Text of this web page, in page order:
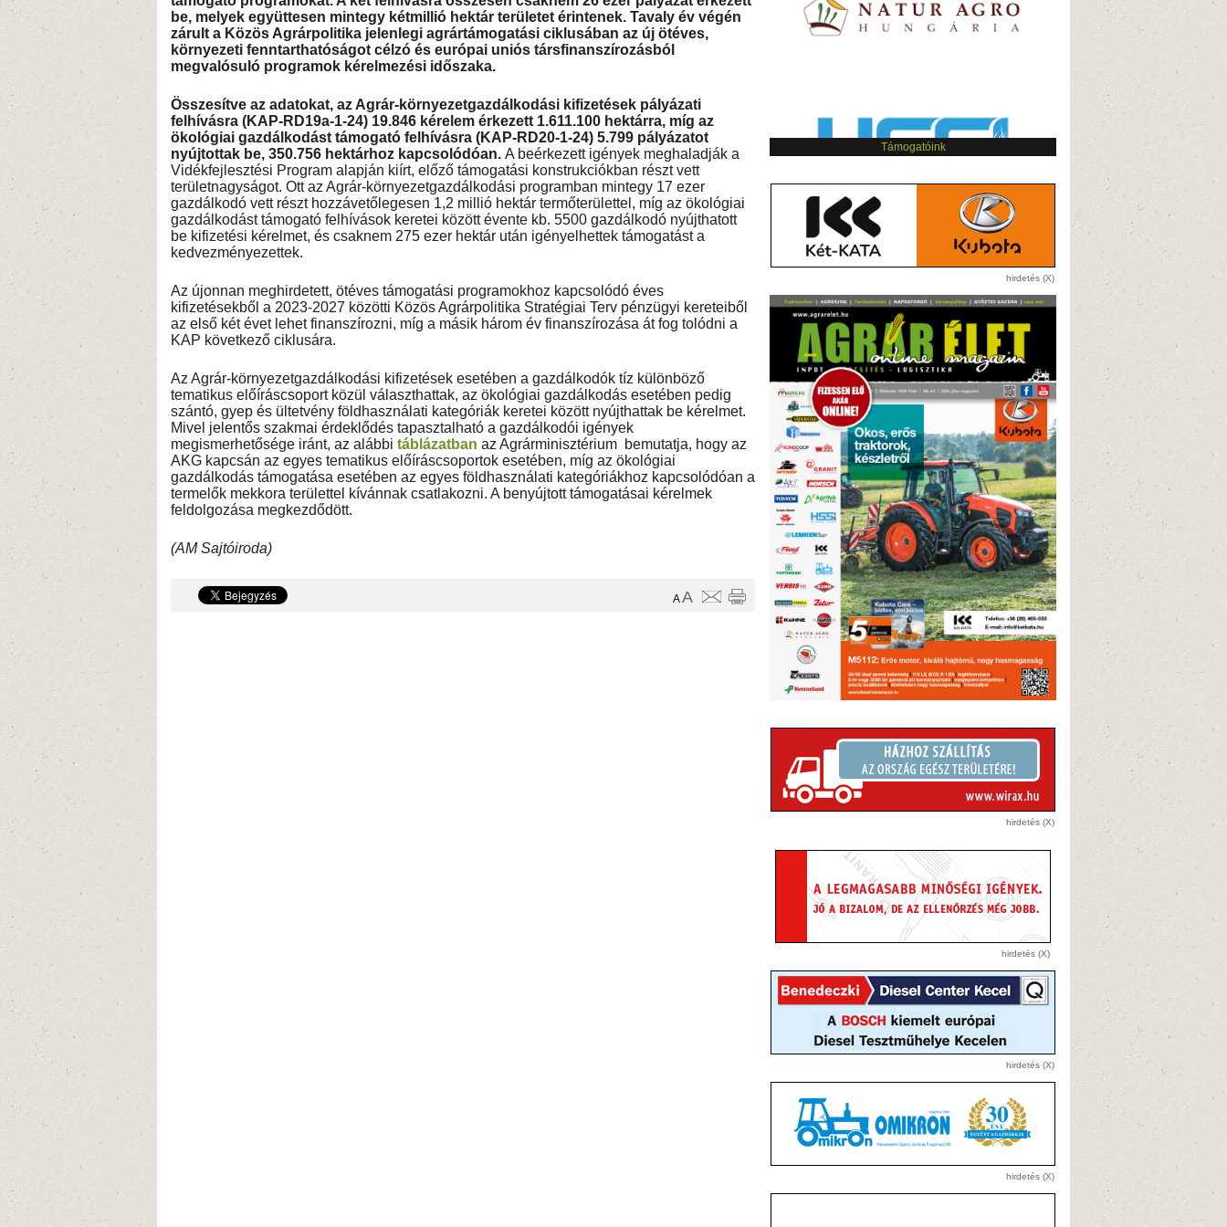
be, melyek együttesen mintegy kétmillió hektár területet érintenek. Tavaly év végén
zárult a Közös Agrárpolitika jelenlegi agrártámogatási ciklusában az új ötéves,
környezeti fenntarthatóságot célzó és európai uniós társfinanszírozásból
megvalósuló programok kérelmezési időszaka.
Összesítve az adatokat, az Agrár-környezetgazdálkodási kifizetések pályázati
felhívásra (KAP-RD19a-1-24) 19.846 kérelem érkezett 1.611.100 hektárra, míg az
ökológiai gazdálkodást támogató felhívásra (KAP-RD20-1-24) 5.799 pályázatot
nyújtottak be, 350.756 hektárhoz kapcsolódóan. A beérkezett igények meghaladják a
Vidékfejlesztési Program alapján kiírt, előző támogatási konstrukciókban részt vett
területnagyságot. Ott az Agrár-környezetgazdálkodási programban mintegy 17 ezer
gazdálkodó vett részt hozzávetőlegesen 1,2 millió hektár termőterülettel, míg az ökológiai
gazdálkodást támogató felhívások keretei között évente kb. 5500 gazdálkodó nyújthatott
be kifizetési kérelmet, és csaknem 275 ezer hektár után igényelhettek támogatást a
kedvezményezettek.
Az újonnan meghirdetett, ötéves támogatási programokhoz kapcsolódó éves
kifizetésekből a 2023-2027 közötti Közös Agrárpolitika Stratégiai Terv pénzügyi kereteiből
az első két évet lehet finanszírozni, míg a másik három év finanszírozása át fog tolódni a
KAP következő ciklusára.
Az Agrár-környezetgazdálkodási kifizetések esetében a gazdálkodók tíz különböző
tematikus előíráscsoport közül választhattak, az ökológiai gazdálkodás esetében pedig
szántó, gyep és ültetvény földhasználati kategóriák keretei között nyújthattak be kérelmet.
Mivel jelentős szakmai érdeklődés tapasztalható a gazdálkodói igények
megismerhetősége iránt, az alábbi táblázatban az Agrárminisztérium bemutatja, hogy az
AKG kapcsán az egyes tematikus előíráscsoportok esetében, míg az ökológiai
gazdálkodás támogatása esetében az egyes földhasználati kategóriákhoz kapcsolódóan a
termelők mekkora területtel kívánnak csatlakozni. A benyújtott támogatásai kérelmek
feldolgozása megkezdődött.
(AM Sajtóiroda)
A A